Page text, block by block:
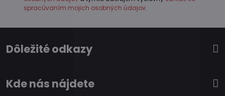
spracúvaním mojich osobných údajov.
Dôležité odkazy
Kde nás nájdete